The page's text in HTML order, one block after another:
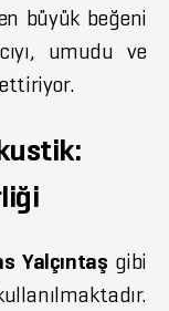
büyük beğeni
umudu ve
Yalçıntaş gibi